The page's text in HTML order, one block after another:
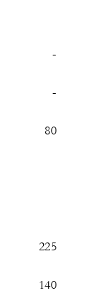
-
-
80
225
140